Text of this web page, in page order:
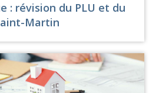
: révision du PLU et du
Martin